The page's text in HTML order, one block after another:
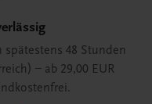
spätestens 48 Stunden
– ab 29,00 EUR